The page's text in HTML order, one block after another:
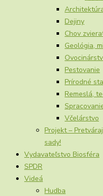
Dejiny
Chov
Geológia,
Pestovanie
Prírodné
Remeslá,
Včelárstvo
Projekt –
sady!
Vydavateľstvo Biosféra
SPDR
Videá
Hudba